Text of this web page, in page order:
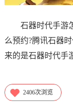
石器时代手游怎
么预约?腾讯石器
来的是石器时代手
2406次浏览